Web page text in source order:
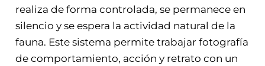
realiza de forma controlada, se permanece en
silencio y se espera la actividad natural de la
fauna. Este sistema permite trabajar fotografía
de comportamiento, acción y retrato con un